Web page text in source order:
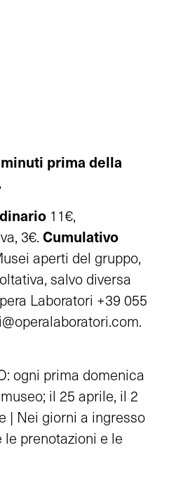
prima della
11€,
3€. Cumulativo
aperti del gruppo,
salvo diversa
Laboratori +39 055
.
ogni prima domenica
il 25 aprile, il 2
| Nei giorni a ingresso
prenotazioni e le